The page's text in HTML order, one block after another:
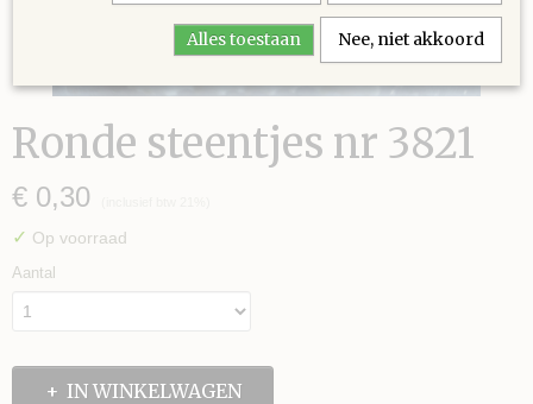
Ronde steentjes nr 3821
€ 0,30
✓ Op voorraad
Aantal
IN WINKELWAGEN
Alles toestaan Nee, niet akkoord